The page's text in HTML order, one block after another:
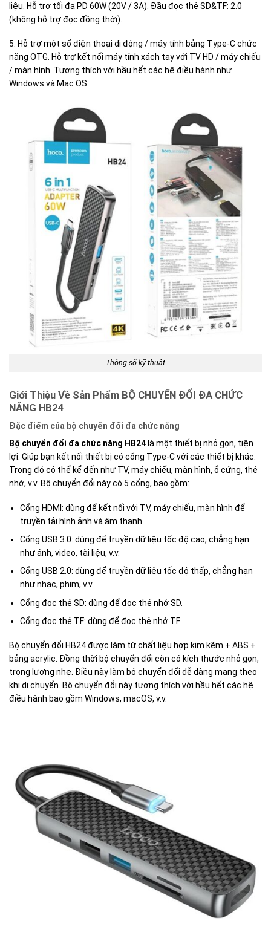
liệu. Hỗ trợ tối đa PD 60W (20V / 3A). Đầu đọc thẻ SD&TF: 2.0
(không hỗ trợ đọc đồng thời).
5. Hỗ trợ một số điện thoại di động / máy tính bảng Type-C chức
năng OTG. Hỗ trợ kết nối máy tính xách tay với TV HD / máy chiếu
/ màn hình. Tương thích với hầu hết các hệ điều hành như
Windows và Mac OS.
Thông số kỹ thuật
Giới Thiệu Về Sản Phẩm BỘ CHUYỂN ĐỔI ĐA CHỨC
NĂNG HB24
Đặc điểm của bộ chuyển đổi đa chức năng
Bộ chuyển đổi đa chức năng HB24 là một thiết bị nhỏ gọn, tiện
lợi. Giúp bạn kết nối thiết bị có cổng Type-C với các thiết bị khác.
Trong đó có thể kể đến như TV, máy chiếu, màn hình, ổ cứng, thẻ
nhớ, v.v. Bộ chuyển đổi này có 5 cổng, bao gồm:
Cổng HDMI: dùng để kết nối với TV, máy chiếu, màn hình để
truyền tải hình ảnh và âm thanh.
Cổng USB 3.0: dùng để truyền dữ liệu tốc độ cao, chẳng hạn
như ảnh, video, tài liệu, v.v.
Cổng USB 2.0: dùng để truyền dữ liệu tốc độ thấp, chẳng hạn
như nhạc, phim, v.v.
Cổng đọc thẻ SD: dùng để đọc thẻ nhớ SD.
Cổng đọc thẻ TF: dùng để đọc thẻ nhớ TF.
Bộ chuyển đổi HB24 được làm từ chất liệu hợp kim kẽm + ABS +
bảng acrylic. Đồng thời bộ chuyển đổi còn có kích thước nhỏ gọn,
trọng lượng nhẹ. Điều này làm bộ chuyển đổi dễ dàng mang theo
khi di chuyển. Bộ chuyển đổi này tương thích với hầu hết các hệ
điều hành bao gồm Windows, macOS, v.v.